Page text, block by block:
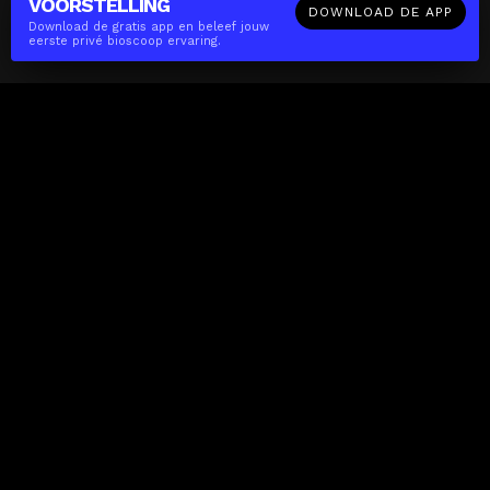
VOORSTELLING
Download de gratis app en beleef jouw
eerste privé bioscoop ervaring.
DOWNLOAD DE APP